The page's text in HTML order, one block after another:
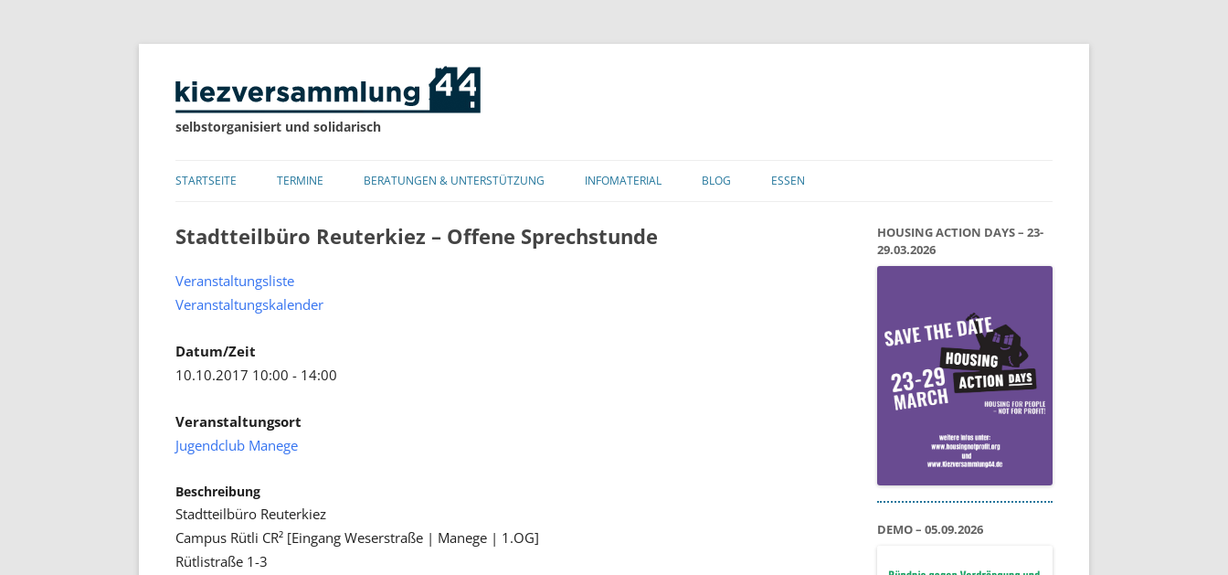
selbstorganisiert und solidarisch
Inhalt
STARTSEITE TERMINE BERATUNGEN & UNTERSTÜTZUNG INFOMATERIAL BLOG ESSEN
Stadtteilbüro Reuterkiez – Offene Sprechstunde
Veranstaltungsliste
Veranstaltungskalender
Datum/Zeit
10.10.2017 10:00 - 14:00
Veranstaltungsort
Jugendclub Manege
Beschreibung
Stadtteilbüro Reuterkiez
Campus Rütli CR² [Eingang Weserstraße | Manege | 1.OG]
Rütlistraße 1-3
HOUSING ACTION DAYS – 23-
29.03.2026
DEMO – 05.09.2026